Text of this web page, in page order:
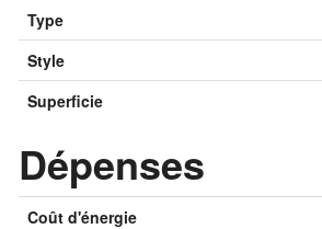
Type
Style
Superficie
Dépenses
Coût d'énergie